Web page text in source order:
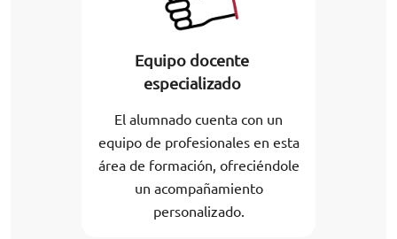
Equipo docente
especializado
El alumnado cuenta con un
equipo de profesionales en esta
área de formación, ofreciéndole
un acompañamiento
personalizado.